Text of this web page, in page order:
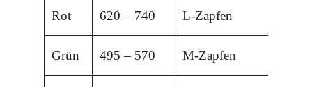
Rot 620 – 740 L-Zapfen
Grün 495 – 570 M-Zapfen